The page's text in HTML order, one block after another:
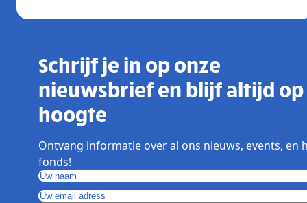
Schrijf je in op onze
nieuwsbrief en blijf altijd op
hoogte
Ontvang informatie over al ons nieuws, events, en
fonds!